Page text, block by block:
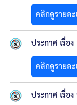
เปลี่ยนแปล
ประกาศขา
ประกาศก
คู่มือการปฏิ
คลิกดูรายล
ประกาศ เรื่
คลิกดูรายล
ประกาศ เรื่อ